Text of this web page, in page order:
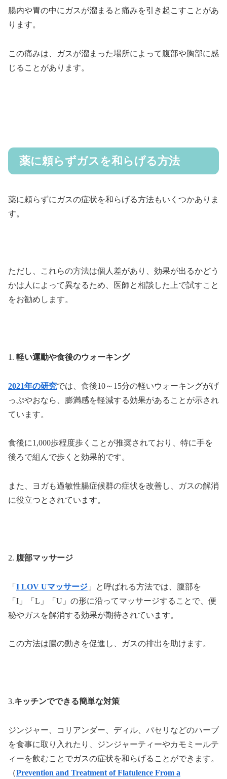
腸内や胃の中にガスが溜まると痛みを引き起こすことがあ
ります。
この痛みは、ガスが溜まった場所によって腹部や胸部に感
じることがあります。
薬に頼らずガスを和らげる方法
薬に頼らずにガスの症状を和らげる方法もいくつかありま
す。
ただし、これらの方法は個人差があり、効果が出るかどう
かは人によって異なるため、医師と相談した上で試すこと
をお勧めします。
1. 軽い運動や食後のウォーキング
2021年の研究では、食後10～15分の軽いウォーキングがげ
っぷやおなら、膨満感を軽減する効果があることが示され
ています。
食後に1,000歩程度歩くことが推奨されており、特に手を
後ろで組んで歩くと効果的です。
また、ヨガも過敏性腸症候群の症状を改善し、ガスの解消
に役立つとされています。
2. 腹部マッサージ
「 I LOV Uマッサージ 」と呼ばれる方法では、腹部を
「I」「L」「U」の形に沿ってマッサージすることで、便
秘やガスを解消する効果が期待されています。
この方法は腸の動きを促進し、ガスの排出を助けます。
3.キッチンでできる簡単な対策
ジンジャー、コリアンダー、ディル、パセリなどのハーブ
を食事に取り入れたり、ジンジャーティーやカモミールテ
ィーを飲むことでガスの症状を和らげることができます。
（Prevention and Treatment of Flatulence From a